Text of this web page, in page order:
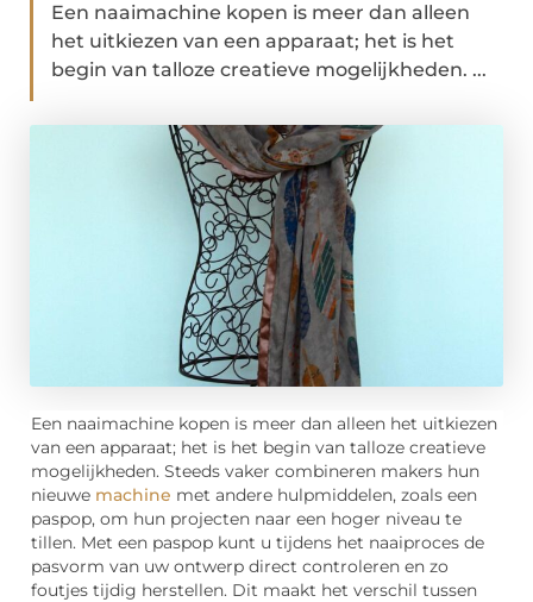
Een naaimachine kopen is meer dan alleen
het uitkiezen van een apparaat; het is het
begin van talloze creatieve mogelijkheden. ...
Een naaimachine kopen is meer dan alleen het uitkiezen
van een apparaat; het is het begin van talloze creatieve
mogelijkheden. Steeds vaker combineren makers hun
nieuwe machine met andere hulpmiddelen, zoals een
paspop, om hun projecten naar een hoger niveau te
tillen. Met een paspop kunt u tijdens het naaiproces de
pasvorm van uw ontwerp direct controleren en zo
foutjes tijdig herstellen. Dit maakt het verschil tussen